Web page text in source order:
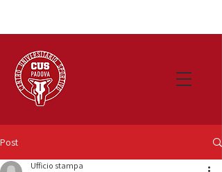
Post
Ufficio stampa